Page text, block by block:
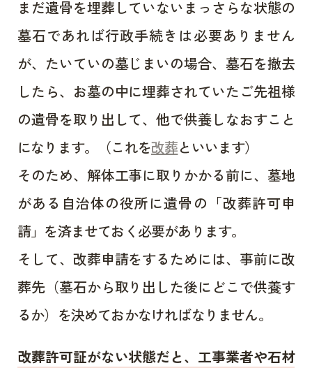
まだ遺骨を埋葬していないまっさらな状態の
墓石であれば行政手続きは必要ありません
が、たいていの墓じまいの場合、墓石を撤去
したら、お墓の中に埋葬されていたご先祖様
の遺骨を取り出して、他で供養しなおすこと
になります。（これを改葬といいます）
そのため、解体工事に取りかかる前に、墓地
がある自治体の役所に遺骨の「改葬許可申
請」を済ませておく必要があります。
そして、改葬申請をするためには、事前に改
葬先（墓石から取り出した後にどこで供養す
るか）を決めておかなければなりません。
改葬許可証がない状態だと、工事業者や石材